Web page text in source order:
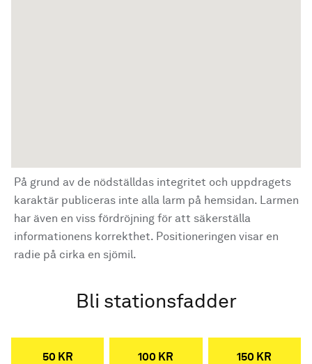
På grund av de nödställdas integritet och uppdragets
karaktär publiceras inte alla larm på hemsidan. Larmen
har även en viss fördröjning för att säkerställa
informationens korrekthet. Positioneringen visar en
radie på cirka en sjömil.
Bli stationsfadder
50 KR 100 KR 150 KR